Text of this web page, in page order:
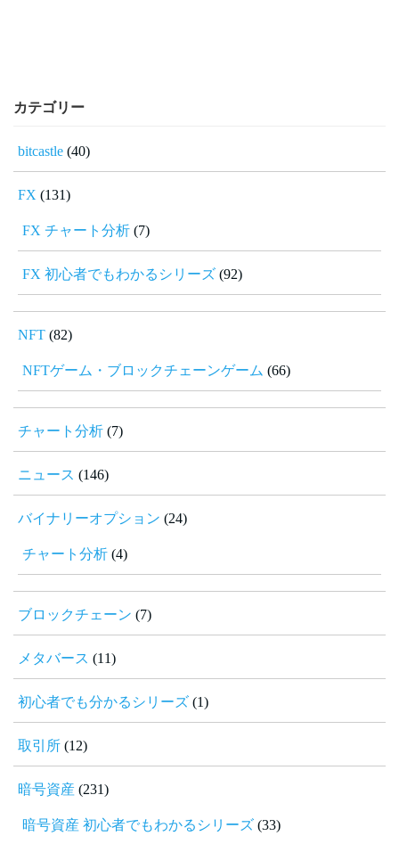
カテゴリー
bitcastle (40)
FX (131)
FX チャート分析 (7)
FX 初心者でもわかるシリーズ (92)
NFT (82)
NFTゲーム・ブロックチェーンゲーム (66)
チャート分析 (7)
ニュース (146)
バイナリーオプション (24)
チャート分析 (4)
ブロックチェーン (7)
メタバース (11)
初心者でも分かるシリーズ (1)
取引所 (12)
暗号資産 (231)
暗号資産 初心者でもわかるシリーズ (33)